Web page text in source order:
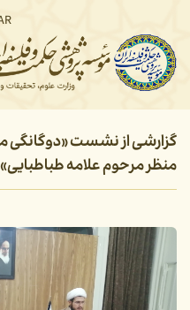
گزارشی از نشست «دوگانگی
منظر مرحوم علامه طباطبایی»